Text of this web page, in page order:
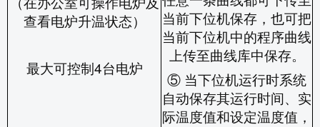
查看电炉升温状态）
最大可控制4台电炉
当前下位机保存，也可把
当前下位机中的程序曲线
上传至曲线库中保存。
⑤ 当下位机运行时系统
自动保存其运行时间、实
际温度值和设定温度值，